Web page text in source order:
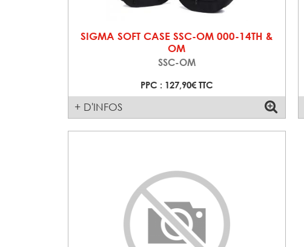
SIGMA SOFT CASE SSC-OM 000-14TH &
OM
SSC-OM
PPC : 127,90€ TTC
+ D'INFOS